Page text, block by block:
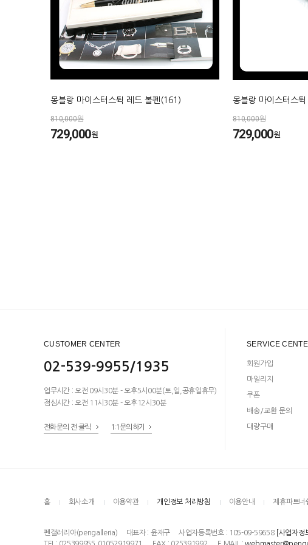
몽블랑 마이스터스튁 레드 볼펜(161)
810,000원
729,000원
몽블랑 마이스터스
810,000원
729,000원
CUSTOMER CENTER
02-539-9955/1935
업무시간 : 오전 09시30분 - 오후5시00분(토,일,공휴일휴무)
점심시간 : 오전 11시30분 - 오후12시30분
전화문의 전 클릭 1:1문의하기
SERVICE
회원가입
마일리지
쿠폰
배송/교환 문의
대량구매
홈 회사소개 이용약관 개인정보 처리방침 이용안내 제휴파트너
펜갤러리아(pengalleria) 대표자 : 윤재구 사업자등록번호 : 105-09-59658 [사업자정